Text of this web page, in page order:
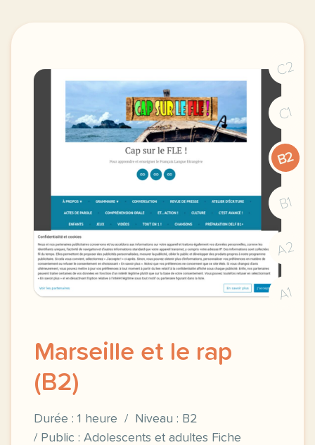
C2
C1
B2
B1
A2
A1
Marseille et le rap
(B2)
Durée : 1 heure / Niveau : B2
/ Public : Adolescents et adultes Fiche